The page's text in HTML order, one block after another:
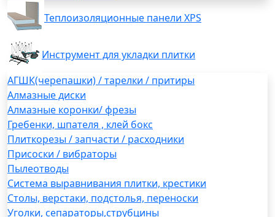
Теплоизоляционные панели XPS
Инструмент для укладки плитки
АГШК(черепашки) / тарелки / притиры
Алмазные диски
Алмазные коронки/ фрезы
Гребенки, шпателя , клей бокс
Плиткорезы / запчасти / расходники
Присоски / вибраторы
Пылеотводы
Система выравнивания плитки, крестики
Столы, верстаки, подстолья, переноски
Уголки, сепараторы,струбцины